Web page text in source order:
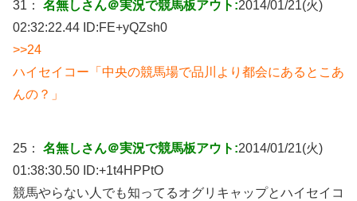
31： 名無しさん＠実況で競馬板アウト:2014/01/21(火)
02:32:22.44 ID:FE+yQZsh0
>>24
ハイセイコー「中央の競馬場で品川より都会にあるとこあ
んの？」
25： 名無しさん＠実況で競馬板アウト:2014/01/21(火)
01:38:30.50 ID:+1t4HPPtO
競馬やらない人でも知ってるオグリキャップとハイセイコ